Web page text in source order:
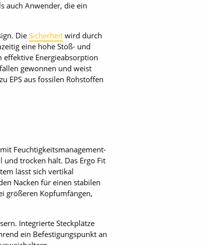
auch Anwender, die ein
DieSicherheit wird durch
eine hohe Stoß- und
effektive Energieabsorption
gewonnen und weist
EPS aus fossilen Rohstoffen
Feuchtigkeitsmanagement-
und trocken hält. Das Ergo Fit
lässt sich vertikal
Nacken für einen stabilen
größeren Kopfumfängen,
Integrierte Steckplätze
ein Befestigungspunkt an